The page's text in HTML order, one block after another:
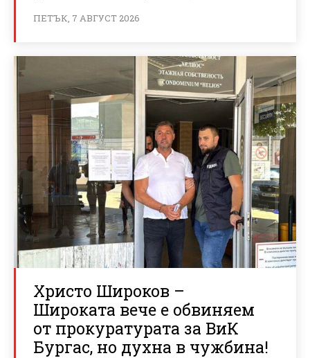
ПЕТЪК, 7 АВГУСТ 2026
Христо Широков –
Широката вече е обвиняем
от прокуратурата за ВиК
Бургас, но духна в чужбина!